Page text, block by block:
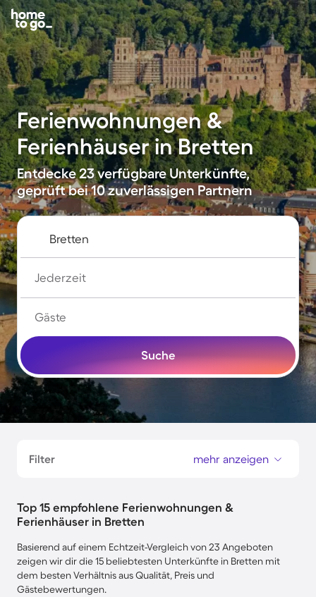
Ferienwohnungen &
Ferienhäuser in Bretten
Entdecke 23 verfügbare Unterkünfte,
geprüft bei 10 zuverlässigen Partnern
Jederzeit
Gäste
Suche
Filter mehr anzeigen
Top 15 empfohlene Ferienwohnungen &
Ferienhäuser in Bretten
Basierend auf einem Echtzeit-Vergleich von 23 Angeboten
zeigen wir dir die 15 beliebtesten Unterkünfte in Bretten mit
dem besten Verhältnis aus Qualität, Preis und
Gästebewertungen.